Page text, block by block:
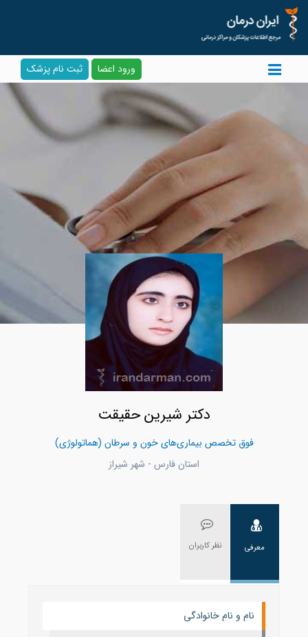
ورود اعضا ثبت نام پزشک
دکتر شیرین حقیقت
فوق تخصص بیماری‌های خون و سرطان (هماتولوژی)
استان فارس - شهر شيراز
معرفی نظر کاربران
نام و نام خانوادگی